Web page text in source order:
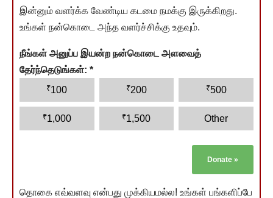
இன்னும் வளர்க்க வேண்டிய கடமை நமக்கு இருக்கிறது.
உங்கள் நன்கொடை அந்த வளர்ச்சிக்கு உதவும்.
நீங்கள் அனுப்ப இயன்ற நன்கொடை அளவைத்
தேர்ந்தெடுங்கள்: *
₹100 ₹200 ₹500
₹1,000 ₹1,500 Other
Donate »
தொகை எவ்வளவு என்பது முக்கியமல்ல! உங்கள் பங்களிப்பே